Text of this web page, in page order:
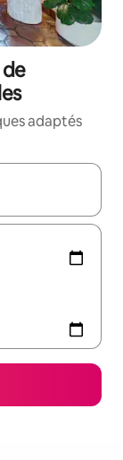
adaptés
flèches vers le